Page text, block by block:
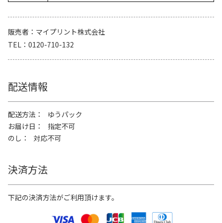
販売者
マイプリント株式会社
TEL
0120-710-132
配送情報
配送方法
ゆうパック
お届け日
指定不可
のし
対応不可
決済方法
下記の決済方法がご利用頂けます。